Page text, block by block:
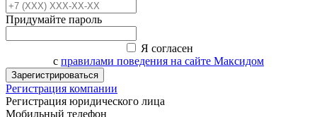
Придумайте пароль
Я согласен
с правилами поведения на сайте Максидом
Зарегистрироваться
Регистрация компании
Регистрация юридического лица
Мобильный телефон